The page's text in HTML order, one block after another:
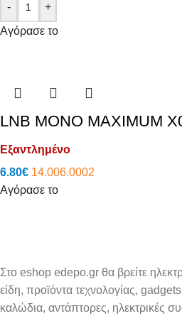
-
+
Αγόρασε το
LNB MONO MAXIMUM
Εξαντλημένο
6.80€ 14.006.0002
Αγόρασε το
Στο eshop edepo.gr θα βρείτε
είδη, προϊόντα τεχνολογίας,
καλώδια, αντάπτορες, ηλεκτρικές